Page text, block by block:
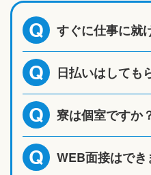
Q すぐに仕事に就
Q 日払いはしても
Q 寮は個室ですか
Q WEB面接はでき